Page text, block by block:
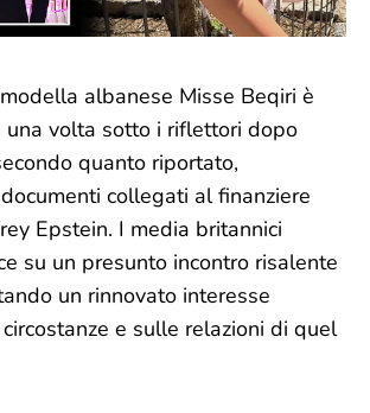
albanese Misse Beqiri è
una volta sotto i riflettori dopo
quanto riportato,
collegati al finanziere
Epstein. I media britannici
su un presunto incontro risalente
un rinnovato interesse
e sulle relazioni di quel